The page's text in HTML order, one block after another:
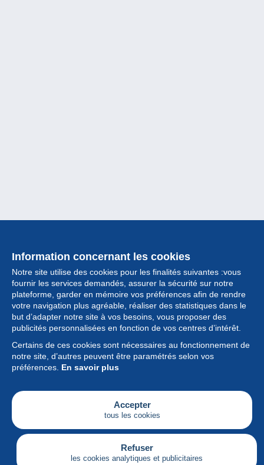
Information concernant les cookies
Notre site utilise des cookies pour les finalités suivantes :vous
fournir les services demandés, assurer la sécurité sur notre
plateforme, garder en mémoire vos préférences afin de rendre
votre navigation plus agréable, réaliser des statistiques dans le
but d’adapter notre site à vos besoins, vous proposer des
publicités personnalisées en fonction de vos centres d’intérêt.
Certains de ces cookies sont nécessaires au fonctionnement de
notre site, d’autres peuvent être paramétrés selon vos
préférences. En savoir plus
Accepter
tous les cookies
Refuser
les cookies analytiques et publicitaires
Collection
Actualités
Fonctionnalités
Société
Services
Articles